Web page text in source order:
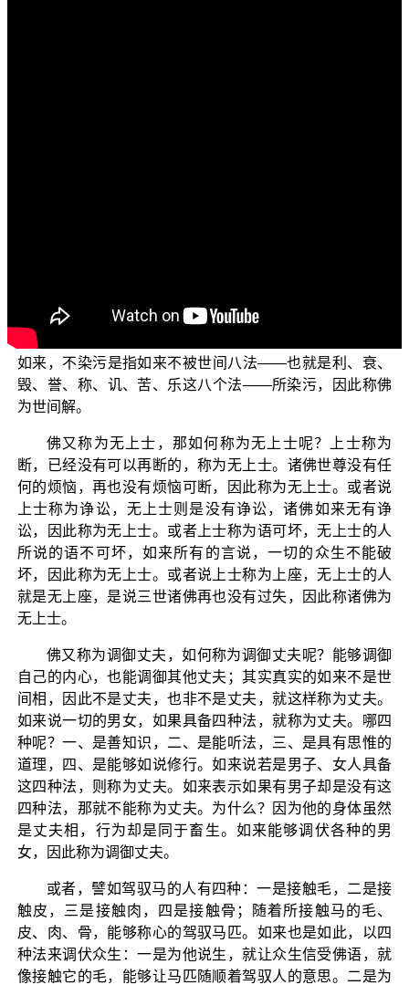
见、全部理解，因此称为世间解。有人说世间称为莲花，
解称为不染污，如来说这是世间的道理；应该说莲花即是
如来，不染污是指如来不被世间八法——也就是利、衰、
毁、誉、称、讥、苦、乐这八个法——所染污，因此称佛
为世间解。
佛又称为无上士，那如何称为无上士呢？上士称为
断，已经没有可以再断的，称为无上士。诸佛世尊没有任
何的烦恼，再也没有烦恼可断，因此称为无上士。或者说
上士称为诤讼，无上士则是没有诤讼，诸佛如来无有诤
讼，因此称为无上士。或者上士称为语可坏，无上士的人
所说的语不可坏，如来所有的言说，一切的众生不能破
坏，因此称为无上士。或者说上士称为上座，无上士的人
就是无上座，是说三世诸佛再也没有过失，因此称诸佛为
无上士。
佛又称为调御丈夫，如何称为调御丈夫呢？能够调御
自己的内心，也能调御其他丈夫；其实真实的如来不是世
间相，因此不是丈夫，也非不是丈夫，就这样称为丈夫。
如来说一切的男女，如果具备四种法，就称为丈夫。哪四
种呢？一、是善知识，二、是能听法，三、是具有思惟的
道理，四、是能够如说修行。如来说若是男子、女人具备
这四种法，则称为丈夫。如来表示如果有男子却是没有这
四种法，那就不能称为丈夫。为什么？因为他的身体虽然
是丈夫相，行为却是同于畜生。如来能够调伏各种的男
女，因此称为调御丈夫。
或者，譬如驾驭马的人有四种：一是接触毛，二是接
触皮，三是接触肉，四是接触骨；随着所接触马的毛、
皮、肉、骨，能够称心的驾驭马匹。如来也是如此，以四
种法来调伏众生：一是为他说生，就让众生信受佛语，就
像接触它的毛，能够让马匹随顺着驾驭人的意思。二是为